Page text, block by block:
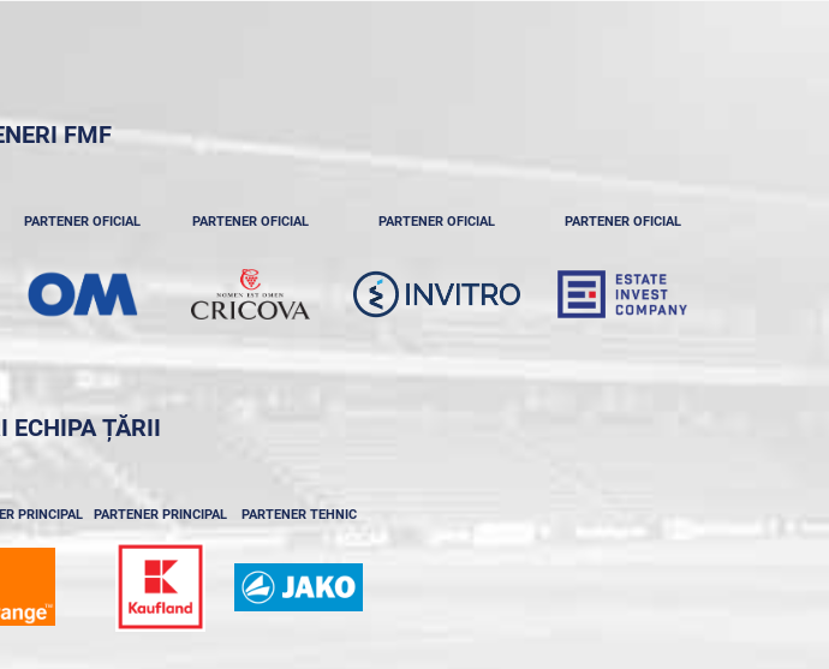
FMF
PARTENER OFICIAL PARTENER OFICIAL PARTENER OFICIAL PARTENER OFICIAL
ECHIPA ȚĂRII
PRINCIPAL PARTENER PRINCIPAL PARTENER TEHNIC